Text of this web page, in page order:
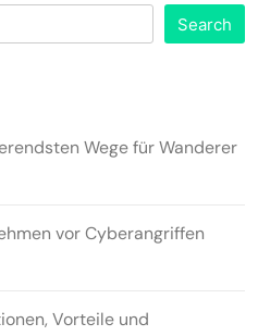
Search
Wege für Wanderer
vor Cyberangriffen
Vorteile und